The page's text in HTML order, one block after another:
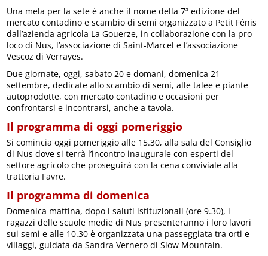
Una mela per la sete è anche il nome della 7ª edizione del
mercato contadino e scambio di semi organizzato a Petit Fénis
dall’azienda agricola La Gouerze, in collaborazione con la pro
loco di Nus, l’associazione di Saint-Marcel e l’associazione
Vescoz di Verrayes.
Due giornate, oggi, sabato 20 e domani, domenica 21
settembre, dedicate allo scambio di semi, alle talee e piante
autoprodotte, con mercato contadino e occasioni per
confrontarsi e incontrarsi, anche a tavola.
Il programma di oggi pomeriggio
Si comincia oggi pomeriggio alle 15.30, alla sala del Consiglio
di Nus dove si terrà l’incontro inaugurale con esperti del
settore agricolo che proseguirà con la cena conviviale alla
trattoria Favre.
Il programma di domenica
Domenica mattina, dopo i saluti istituzionali (ore 9.30), i
ragazzi delle scuole medie di Nus presenteranno i loro lavori
sui semi e alle 10.30 è organizzata una passeggiata tra orti e
villaggi, guidata da Sandra Vernero di Slow Mountain.